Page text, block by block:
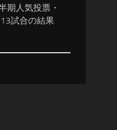
期人気投票・
試合の結果